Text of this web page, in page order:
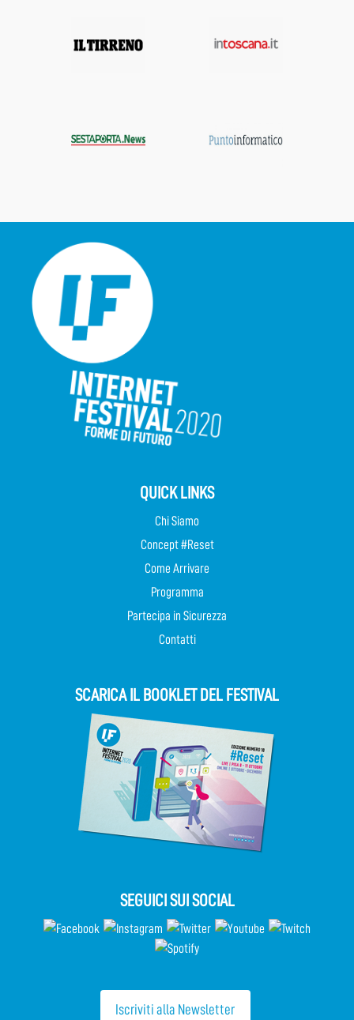
QUICK LINKS
Chi Siamo
Concept #Reset
Come Arrivare
Programma
Partecipa in Sicurezza
Contatti
SCARICA IL BOOKLET DEL FESTIVAL
SEGUICI SUI SOCIAL
Iscriviti alla Newsletter